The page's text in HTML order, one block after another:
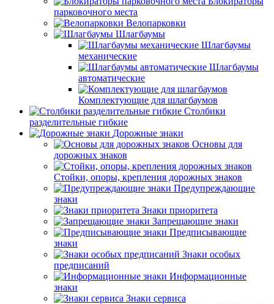
парковочного места
Велопарковки
Шлагбаумы
Шлагбаумы
механические
Шлагбаумы
автоматические
Комплектующие для шлагбаумов
Столбики
разделительные гибкие
Дорожные знаки
Основы для
дорожных знаков
Стойки, опоры, крепления дорожных знаков
Предупреждающие
знаки
Знаки приоритета
Запрещающие знаки
Предписывающие
знаки
Знаки особых
предписаний
Информационные
знаки
Знаки сервиса